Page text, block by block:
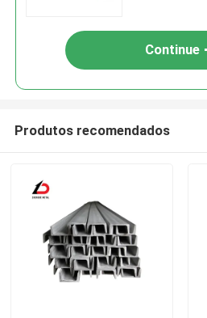
Continue
Produtos recomendados